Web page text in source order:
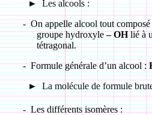
► Les alcools :
- On appelle alcool tout
groupe hydroxyle– OHlié à
tétragonal.
- Formule générale d’un alcool :
► La molécule de formule
- Les différents isomères :